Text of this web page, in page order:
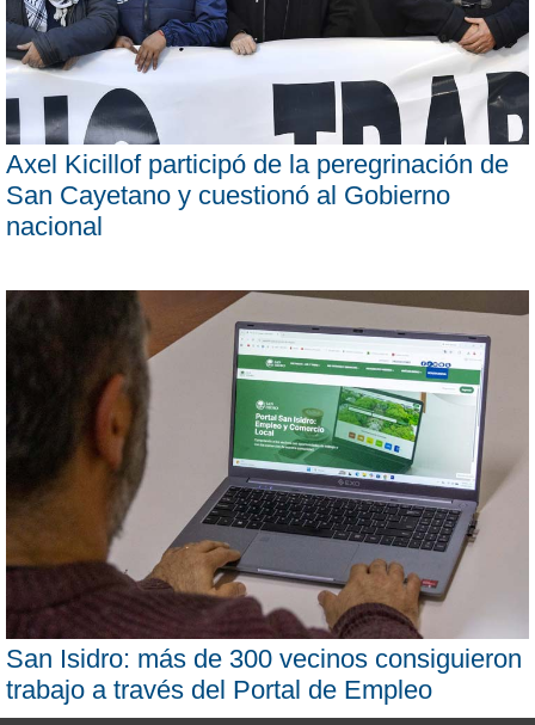
Axel Kicillof participó de la peregrinación de
San Cayetano y cuestionó al Gobierno
nacional
San Isidro: más de 300 vecinos consiguieron
trabajo a través del Portal de Empleo